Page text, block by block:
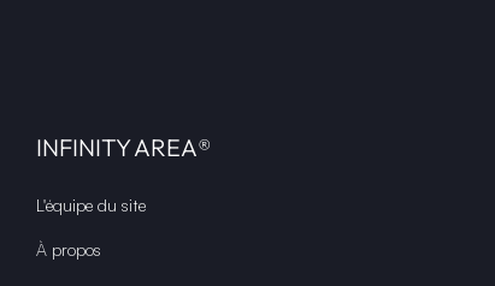
INFINITY AREA®
L'équipe du site
À propos